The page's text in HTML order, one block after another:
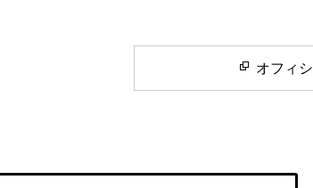
オフィ